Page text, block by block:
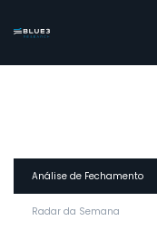
Análise de Fechamento
Radar da Semana